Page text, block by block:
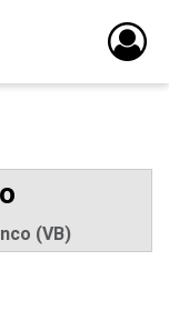
(VB)